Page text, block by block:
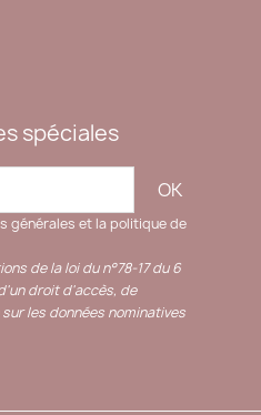
spéciales
générales et la politique de
de la loi du n°78-17 du 6
droit d'accès, de
les données nominatives